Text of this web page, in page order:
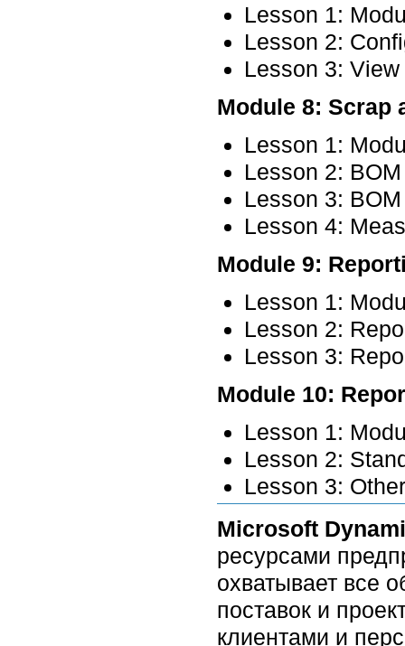
Lesson 1:
Lesson 2:
Lesson 3:
Module 8: Scrap
Lesson 1:
Lesson 2:
Lesson 3:
Lesson 4:
Module 9:
Lesson 1:
Lesson 2:
Lesson 3:
Module 10:
Lesson 1:
Lesson 2:
Lesson 3:
Microsoft
ресурсами
охватывает все
поставок и
клиентами и